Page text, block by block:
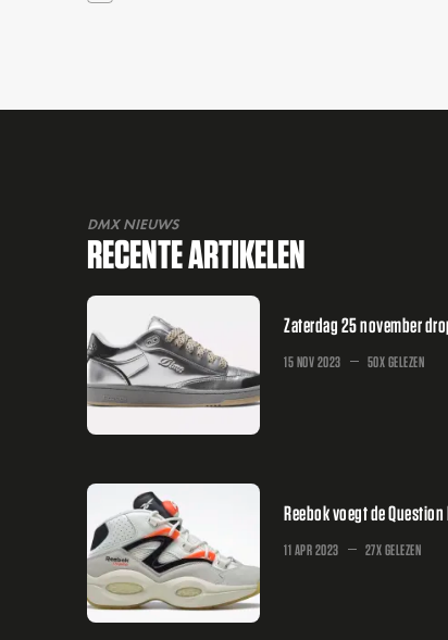
DMX NIEUWS
RECENTE ARTIKELEN
Zaterdag 25 november
15 NOV 2023 50X GELEZEN
Reebok voegt de
11 APR 2023 27X GELEZEN